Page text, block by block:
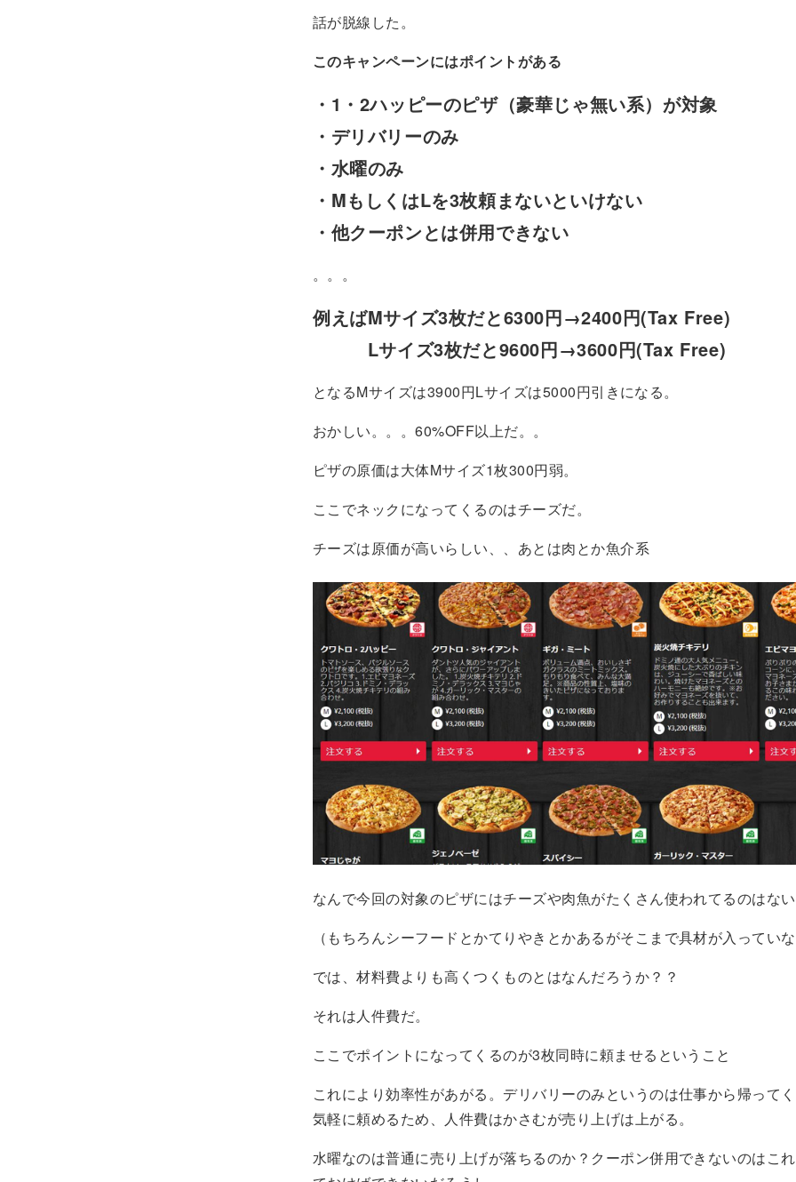
話が脱線した。
このキャンペーンにはポイントがある
・1・2ハッピーのピザ（豪華じゃ無い系）が対象
・デリバリーのみ
・水曜のみ
・MもしくはLを3枚頼まないといけない
・他クーポンとは併用できない
。。。
例えばMサイズ3枚だと6300円→2400円(Tax Free)
Lサイズ3枚だと9600円→3600円(Tax Free)
となるMサイズは3900円Lサイズは5000円引きになる。
おかしい。。。60%OFF以上だ。。
ピザの原価は大体Mサイズ1枚300円弱。
ここでネックになってくるのはチーズだ。
チーズは原価が高いらしい、、あとは肉とか魚介系
なんで今回の対象のピザにはチーズや肉魚がたくさん使われてるのはな
（もちろんシーフードとかてりやきとかあるがそこまで具材が入ってい
では、材料費よりも高くつくものとはなんだろうか？？
それは人件費だ。
ここでポイントになってくるのが3枚同時に頼ませるということ
これにより効率性があがる。デリバリーのみというのは仕事から帰って
気軽に頼めるため、人件費はかさむが売り上げは上がる。
水曜なのは普通に売り上げが落ちるのか？クーポン併用できないのはこ